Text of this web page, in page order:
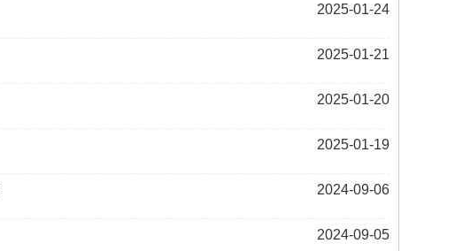
2025-01-24
2025-01-21
2025-01-20
2025-01-19
2024-09-06
2024-09-05